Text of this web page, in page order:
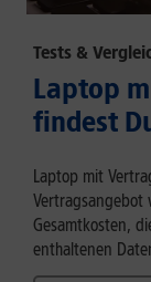
Tests &
Laptop
findest
Laptop mit
Vertragsangebot
Gesamtkosten,
enthaltenen